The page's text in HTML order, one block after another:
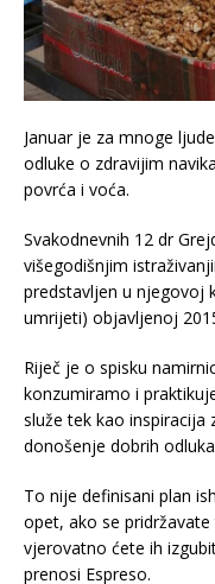
Januar je za mnoge
odluke o zdravijim
povrća i voća.
Svakodnevnih 12 dr
višegodišnjim
predstavljen u njegovoj
umrijeti) objavljenoj
Riječ je o spisku
konzumiramo i
služe tek kao inspiracija
donošenje dobrih
To nije definisani plan
opet, ako se
vjerovatno ćete ih
prenosi Espreso.